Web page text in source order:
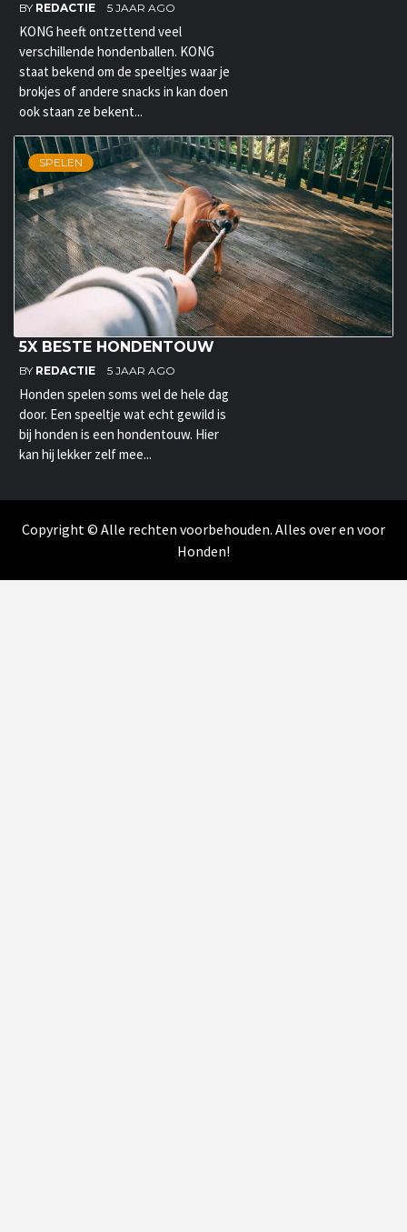
BY REDACTIE 5 JAAR AGO
KONG heeft ontzettend veel
verschillende hondenballen. KONG
staat bekend om de speeltjes waar je
brokjes of andere snacks in kan doen
ook staan ze bekent...
SPELEN
5X BESTE HONDENTOUW
BY REDACTIE 5 JAAR AGO
Honden spelen soms wel de hele dag
door. Een speeltje wat echt gewild is
bij honden is een hondentouw. Hier
kan hij lekker zelf mee...
Copyright © Alle rechten voorbehouden. Alles over en voor
Honden!